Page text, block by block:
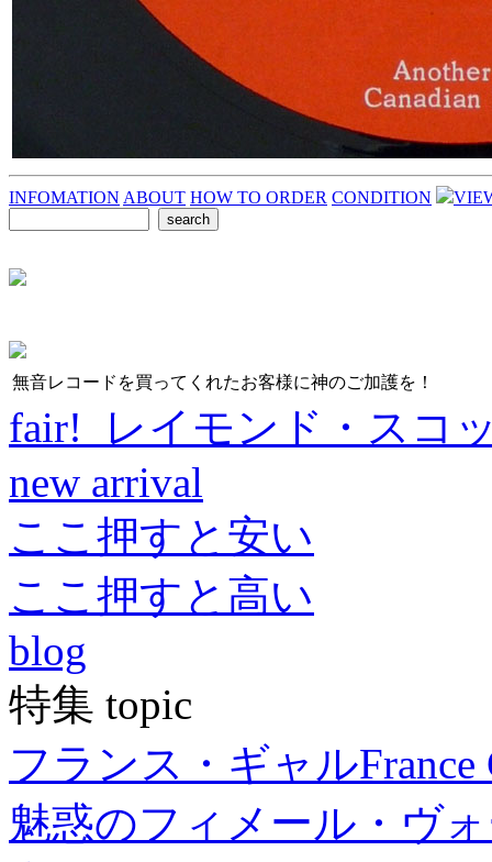
INFOMATION ABOUT HOW TO ORDER CONDITION
無音レコードを買ってくれたお客様に神のご加護を！
fair! レイモンド・スコ
new arrival
ここ押すと安い
ここ押すと高い
blog
特集 topic
フランス・ギャルFrance
魅惑のフィメール・ヴ